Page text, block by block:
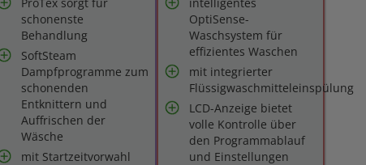
schonenste
Behandlung
SoftSteam
Dampfprogramme zum
schonenden
Entknittern und
Auffrischen der
Wäsche
mit Startzeitvorwahl
OptiSense-
Waschsystem für
effizientes Waschen
mit integrierter
Flüssigwaschmitteleinspülung
LCD-Anzeige bietet
volle Kontrolle über
den Programmablauf
und Einstellungen